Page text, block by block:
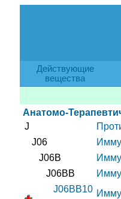
Действующие
вещества
Анатомо-
J
J06
J06B
J06BB
J06BB10